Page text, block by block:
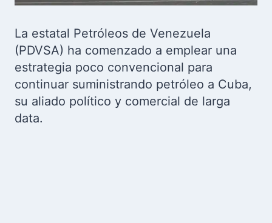
La estatal Petróleos de Venezuela
(PDVSA) ha comenzado a emplear una
estrategia poco convencional para
continuar suministrando petróleo a Cuba,
su aliado político y comercial de larga
data.